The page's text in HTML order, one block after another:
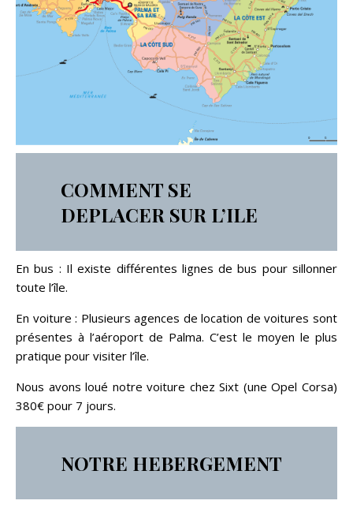
COMMENT SE
DEPLACER SUR L’ILE
En bus : Il existe différentes lignes de bus pour sillonner
toute l’île.
En voiture : Plusieurs agences de location de voitures sont
présentes à l’aéroport de Palma. C’est le moyen le plus
pratique pour visiter l’île.
Nous avons loué notre voiture chez Sixt (une Opel Corsa)
380€ pour 7 jours.
NOTRE HEBERGEMENT